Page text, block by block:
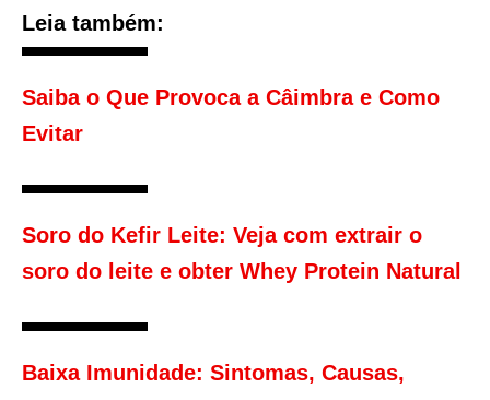
Leia também:
Saiba o Que Provoca a Câimbra e Como
Evitar
Soro do Kefir Leite: Veja com extrair o
soro do leite e obter Whey Protein Natural
Baixa Imunidade: Sintomas, Causas,